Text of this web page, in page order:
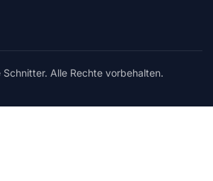
Alle Rechte vorbehalten.